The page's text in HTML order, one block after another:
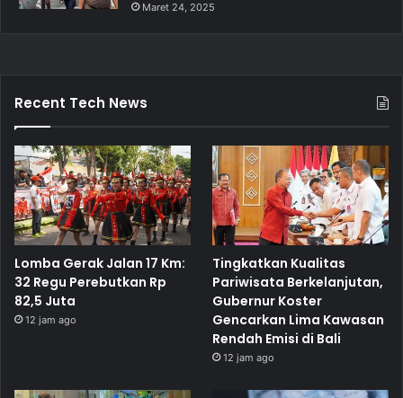
Maret 24, 2025
Recent Tech News
Lomba Gerak Jalan 17 Km:
32 Regu Perebutkan Rp
82,5 Juta
12 jam ago
Tingkatkan Kualitas
Pariwisata Berkelanjutan,
Gubernur Koster
Gencarkan Lima Kawasan
Rendah Emisi di Bali
12 jam ago